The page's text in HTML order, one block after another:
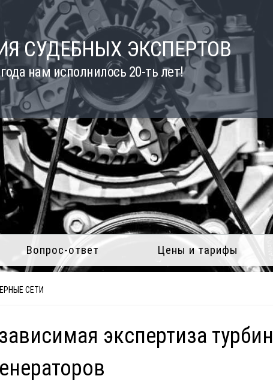
СУДЕБНЫХ ЭКСПЕРТОВ
нам исполнилось 20-ть лет!
Вопрос-ответ Цены и тарифы
СЕТИ
экспертиза турбин